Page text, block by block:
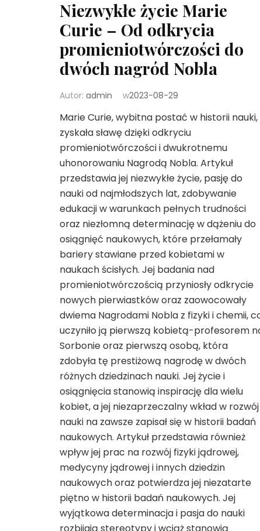
Niezwykłe życie Marie
Curie – Od odkrycia
promieniotwórczości do
dwóch nagród Nobla
Autor: admin w2023-08-29
Marie Curie, wybitna postać w historii nauki,
zyskała sławę dzięki odkryciu
promieniotwórczości i dwukrotnemu
uhonorowaniu Nagrodą Nobla. Artykuł
przedstawia jej niezwykłe życie, pasję do
nauki od najmłodszych lat, zdobywanie
edukacji w warunkach pełnych trudności
oraz niezłomną determinację w dążeniu do
osiągnięć naukowych, które przełamały
bariery stawiane przed kobietami w
naukach ścisłych. Jej badania nad
promieniotwórczością przyniosły odkrycie
nowych pierwiastków oraz zaowocowały
dwiema Nagrodami Nobla z fizyki i chemii,
uczyniło ją pierwszą kobietą-profesorem
Sorbonie oraz pierwszą osobą, która
zdobyła tę prestiżową nagrodę w dwóch
różnych dziedzinach nauki. Jej życie i
osiągnięcia stanowią inspirację dla wielu
kobiet, a jej niezaprzeczalny wkład w rozwój
nauki na zawsze zapisał się w historii badań
naukowych. Artykuł przedstawia również
wpływ jej prac na rozwój fizyki jądrowej,
medycyny jądrowej i innych dziedzin
naukowych oraz potwierdza jej niezatarte
piętno w historii badań naukowych. Jej
wyjątkowa determinacja i pasja do nauki